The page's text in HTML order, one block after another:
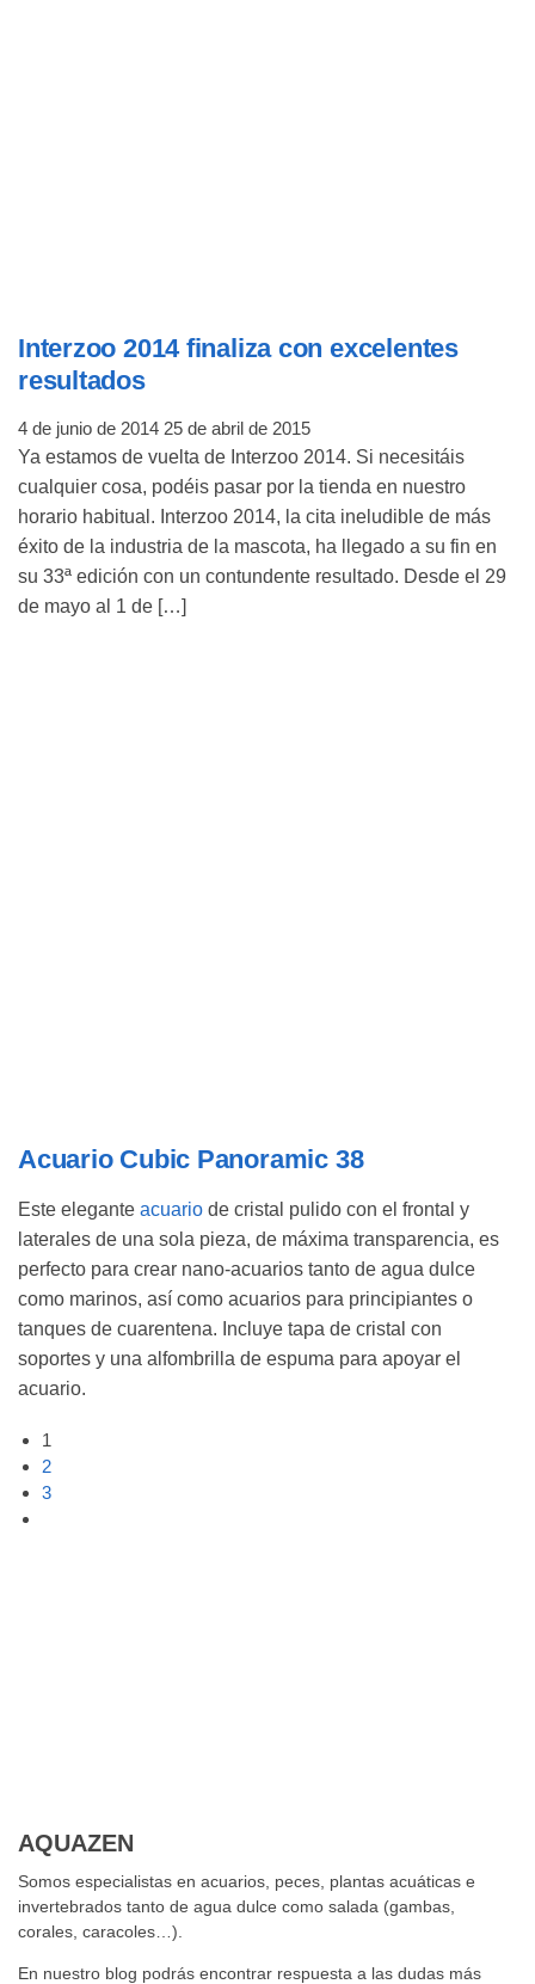
Interzoo 2014 finaliza con excelentes
resultados
4 de junio de 2014 25 de abril de 2015
Ya estamos de vuelta de Interzoo 2014. Si necesitáis
cualquier cosa, podéis pasar por la tienda en nuestro
horario habitual. Interzoo 2014, la cita ineludible de más
éxito de la industria de la mascota, ha llegado a su fin en
su 33ª edición con un contundente resultado. Desde el 29
de mayo al 1 de […]
Acuario Cubic Panoramic 38
Este elegante acuario de cristal pulido con el frontal y
laterales de una sola pieza, de máxima transparencia, es
perfecto para crear nano-acuarios tanto de agua dulce
como marinos, así como acuarios para principiantes o
tanques de cuarentena. Incluye tapa de cristal con
soportes y una alfombrilla de espuma para apoyar el
acuario.
1
2
3
AQUAZEN
Somos especialistas en acuarios, peces, plantas acuáticas e
invertebrados tanto de agua dulce como salada (gambas,
corales, caracoles…).
En nuestro blog podrás encontrar respuesta a las dudas más